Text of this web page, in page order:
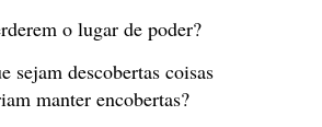
o lugar de poder?
sejam descobertas coisas
manter encobertas?